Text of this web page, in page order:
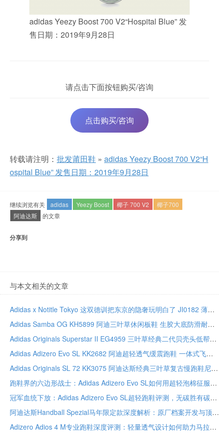
adidas Yeezy Boost 700 V2“Hospital Blue” 发
售日期：2019年9月28日
请点击下面按钮购买/咨询
点击购买/咨询
转载请注明： 批发莆田鞋 » adidas Yeezy Boost 700 V2“H
ospital Blue” 发售日期：2019年9月28日
继续浏览有关 adidas Yeezy Boost 椰子 700 V2
椰子700
阿迪达斯
的文章
分享到
与本文相关的文章
Adidas x Notitle Tokyo 这双德训把东京的隐奢玩明白了 JI0182 薄底联名质感真绝
Adidas Samba OG KH5899 阿迪三叶草休闲板鞋 生胶大底防滑耐磨复古足球鞋
Adidas Originals Superstar II EG4959 三叶草经典二代贝壳头低帮休闲板鞋
Adidas Adizero Evo SL KK2682 阿迪超轻透气缓震跑鞋 一体式飞织鞋面能量回弹中底马牌橡胶
Adidas Originals SL 72 KK3075 阿迪达斯经典三叶草复古慢跑鞋尼龙拼接翻毛皮鞋
跑鞋界的六边形战士：Adidas Adizero Evo SL如何用超轻泡棉征服慢跑与竞速
冠军血统下放：Adidas Adizero Evo SL超轻跑鞋评测，无碳胜有碳的日常训练利器
阿迪达斯Handball Spezial马年限定款深度解析：原厂档案开发与顶级工艺如何重塑复古板鞋经典
Adizero Adios 4 M专业跑鞋深度评测：轻量透气设计如何助力马拉松训练与竞速表现